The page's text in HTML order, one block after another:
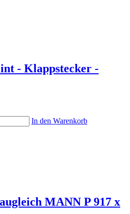
- Klappstecker -
In den Warenkorb
MANN P 917 x